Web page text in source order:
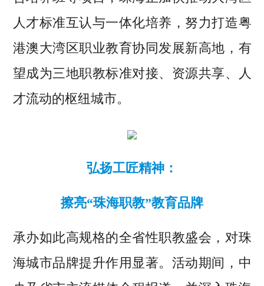
人才标准互认与一体化培养，努力打造粤
港澳大湾区职业教育协同发展新高地，有
望成为三地职教标准对接、资源共享、人
才流动的枢纽城市。
弘扬工匠精神：
擦亮“珠海职教”教育品牌
承办如此高规格的全省性职教盛会，对珠
海城市品牌提升作用显著。活动期间，中